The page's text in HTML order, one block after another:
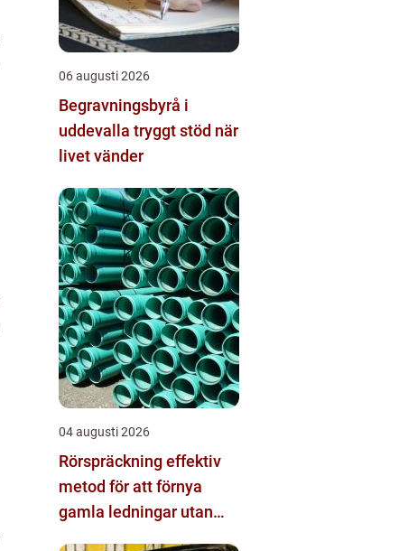
06 augusti 2026
Begravningsbyrå i
uddevalla tryggt stöd när
livet vänder
04 augusti 2026
Rörspräckning effektiv
metod för att förnya
gamla ledningar utan